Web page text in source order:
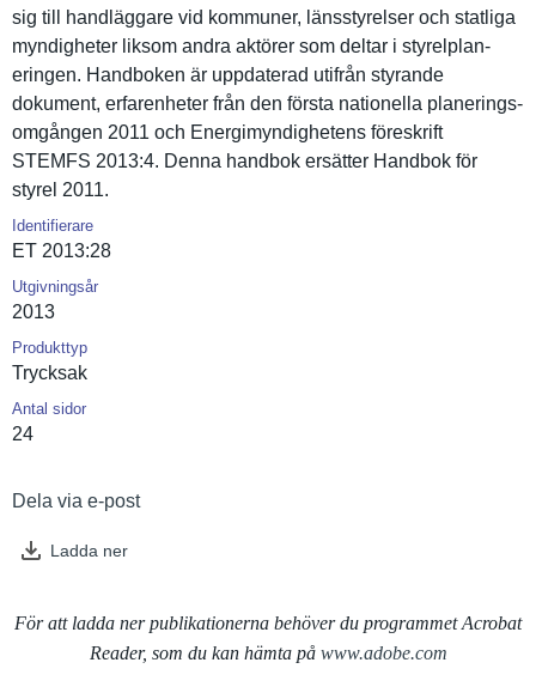
sig till handläggar­e vid kommuner, länsstyrel­ser och statliga
myndighete­r liksom andra aktörer som deltar i styrelplan­
eringen. Handboken är uppdaterad utifrån styrande
dokument, erfarenhet­er från den första nationella planerings­
omgången 2011 och Energimynd­ighetens föreskrift
STEMFS 2013:4. Denna handbok ersätter Handbok för
styrel 2011.
Identifierare
ET 2013:28
Utgivningsår
2013
Produkttyp
Trycksak
Antal sidor
24
Dela via e-post
Ladda ner
För att ladda ner publikationerna behöver du programmet Acrobat
Reader, som du kan hämta på www.adobe.com